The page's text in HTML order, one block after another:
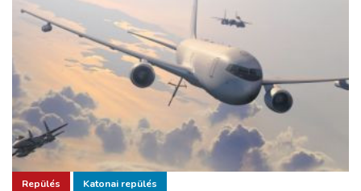
Repülés Katonai repülés